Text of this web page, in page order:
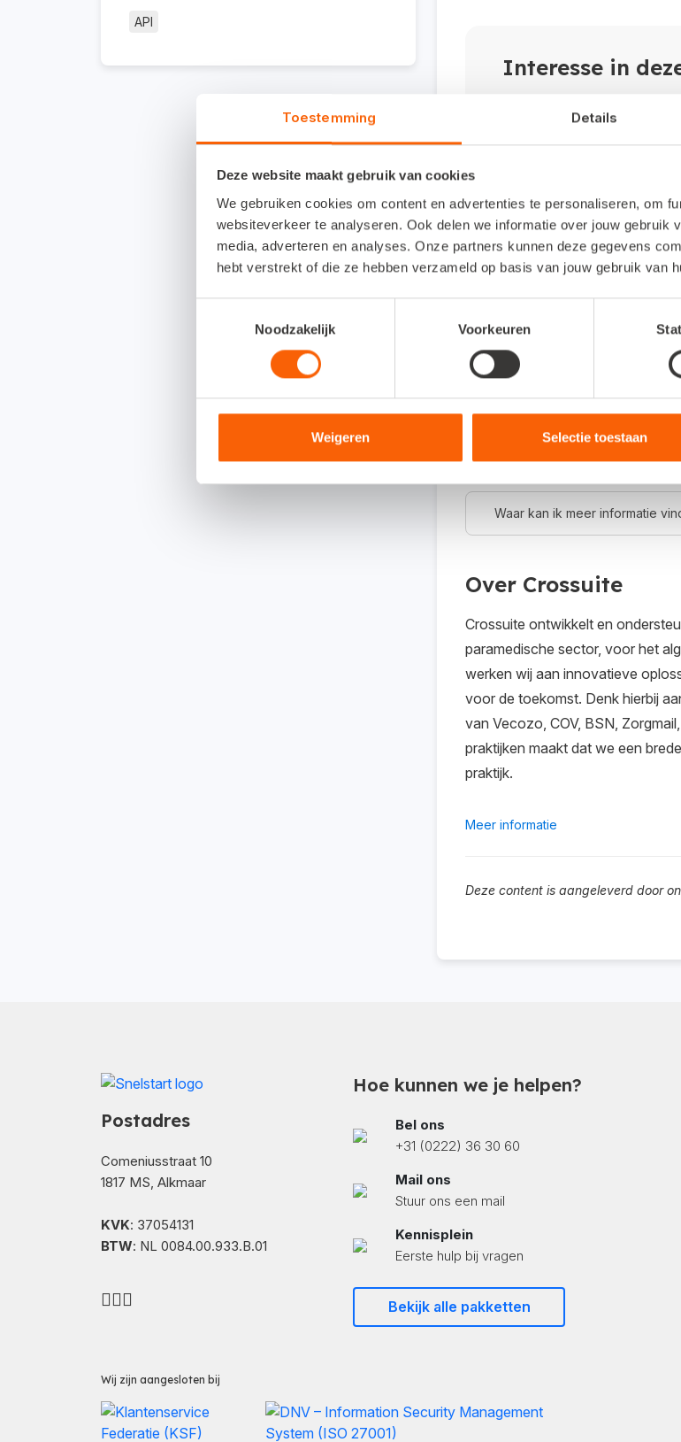
Toestemming Details
Deze website maakt gebruik van cookies
We gebruiken cookies om content en advertenties te personaliseren, om
websiteverkeer te analyseren. Ook delen we informatie over jouw gebruik
media, adverteren en analyses. Onze partners kunnen deze gegevens
hebt verstrekt of die ze hebben verzameld op basis van jouw gebruik van
Noodzakelijk
Voorkeuren
Weigeren Selectie toestaan
API
Interesse in
Koppel direct je administratie:
Veelgestelde
Om wat voor type koppeling
Dit is een API-koppeling. Een
Waar kan ik meer informatie
Over Crossuite
Crossuite ontwikkelt en
paramedische sector, voor het
werken wij aan innovatieve
voor de toekomst. Denk hierbij
van Vecozo, COV, BSN,
praktijken maakt dat we een
praktijk.
Meer informatie
Deze content is aangeleverd door
Postadres
Comeniusstraat 10
1817 MS, Alkmaar
KVK: 37054131
BTW: NL 0084.00.933.B.01
Hoe kunnen we je helpen?
Bel ons
+31 (0222) 36 30 60
Mail ons
Stuur ons een mail
Kennisplein
Eerste hulp bij vragen
Bekijk alle pakketten
Wij zijn aangesloten bij